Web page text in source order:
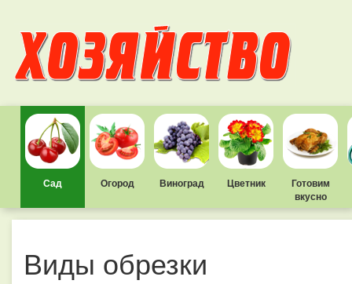
Сад Огород Виноград Цветник
Готовим
вкусно
Виды обрезки